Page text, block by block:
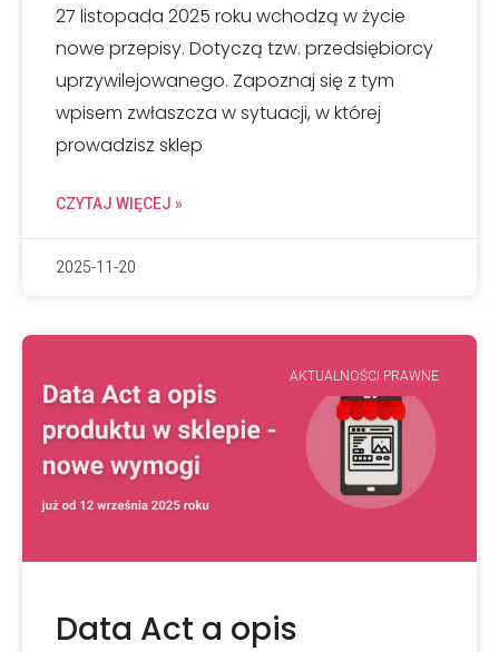
27 listopada 2025 roku wchodzą w życie
nowe przepisy. Dotyczą tzw. przedsiębiorcy
uprzywilejowanego. Zapoznaj się z tym
wpisem zwłaszcza w sytuacji, w której
prowadzisz sklep
CZYTAJ WIĘCEJ »
2025-11-20
AKTUALNOŚCI PRAWNE
Data Act a opis